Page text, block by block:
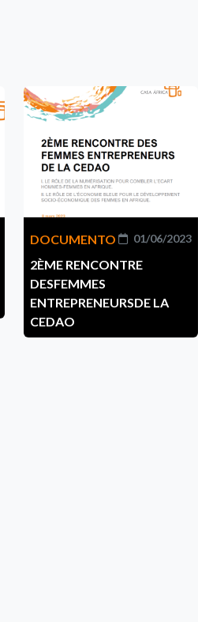
DOCUMENTO 01/06/2023
2ÈME RENCONTRE
DESFEMMES
ENTREPRENEURSDE LA
CEDAO